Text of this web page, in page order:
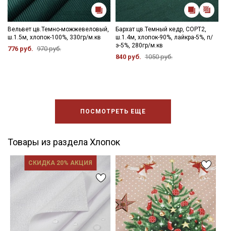
Вельвет цв.Темно-можжевеловый,
ш.1.5м, хлопок-100%, 330гр/м.кв
776 руб. 970 руб.
Бархат цв.Темный кедр, СОРТ2,
ш.1.4м, хлопок-90%, лайкра-5%, п/
э-5%, 280гр/м.кв
840 руб. 1050 руб.
ПОСМОТРЕТЬ ЕЩЕ
Товары из раздела Хлопок
СКИДКА 20% АКЦИЯ